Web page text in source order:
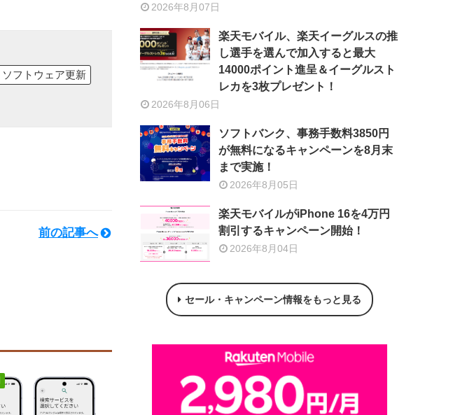
ソフトウェア更新
前の記事へ
2026年8月07日
楽天モバイル、楽天イーグルスの推
し選手を選んで加入すると最大
14000ポイント進呈＆イーグルスト
レカを3枚プレゼント！
2026年8月06日
ソフトバンク、事務手数料3850円
が無料になるキャンペーンを8月末
まで実施！
2026年8月05日
楽天モバイルがiPhone 16を4万円
割引するキャンペーン開始！
2026年8月04日
セール・キャンペーン情報をもっと見る